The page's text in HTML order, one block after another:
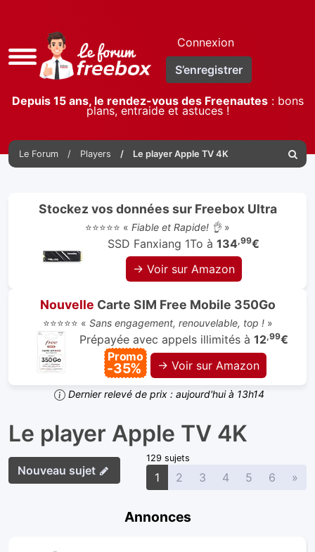
Accès
rapide
Connexion
S’enregistrer
Depuis 15 ans, le rendez-vous des Freenautes: bons
plans, entraide et astuces !
Le Forum Players Le player Apple TV 4K
Stockez vos données sur Freebox Ultra
⭐⭐⭐⭐⭐ « Fiable et Rapide! 👌»
SSD Fanxiang 1To à 134,99€
→ Voir sur Amazon
Nouvelle Carte SIM Free Mobile 350Go
⭐⭐⭐⭐⭐ « Sans engagement, renouvelable, top !»
Prépayée avec appels illimités à 12,99€
Promo
-35% → Voir sur Amazon
Dernier relevé de prix : aujourd'hui à 13h14
Le player Apple TV 4K
Nouveau sujet
129 sujets
1 2 3 4 5 6 »
Annonces